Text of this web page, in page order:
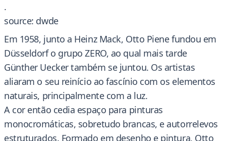
.
source: dwde
Em 1958, junto a Heinz Mack, Otto Piene fundou em
Düsseldorf o grupo ZERO, ao qual mais tarde
Günther Uecker também se juntou. Os artistas
aliaram o seu reinício ao fascínio com os elementos
naturais, principalmente com a luz.
A cor então cedia espaço para pinturas
monocromáticas, sobretudo brancas, e autorrelevos
estruturados. Formado em desenho e pintura, Otto